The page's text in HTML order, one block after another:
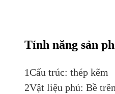
Tính năng sản
1Cấu trúc: thép kẽm
2Vật liệu phủ: Bề